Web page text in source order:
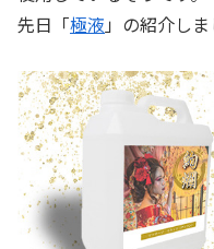
先日「極液 」の紹介し